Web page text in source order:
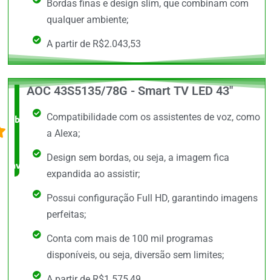
Bordas finas e design slim, que combinam com
qualquer ambiente;
A partir de R$2.043,53
O +
barato,
avaliado!
AOC 43S5135/78G - Smart TV LED 43"
Compatibilidade com os assistentes de voz, como
a Alexa;
Design sem bordas, ou seja, a imagem fica
expandida ao assistir;
Possui configuração Full HD, garantindo imagens
perfeitas;
Conta com mais de 100 mil programas
disponíveis, ou seja, diversão sem limites;